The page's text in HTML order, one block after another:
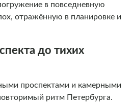
в повседневную
отражённую в планировке и
до тихих
проспектами и камерными
ритм Петербурга.